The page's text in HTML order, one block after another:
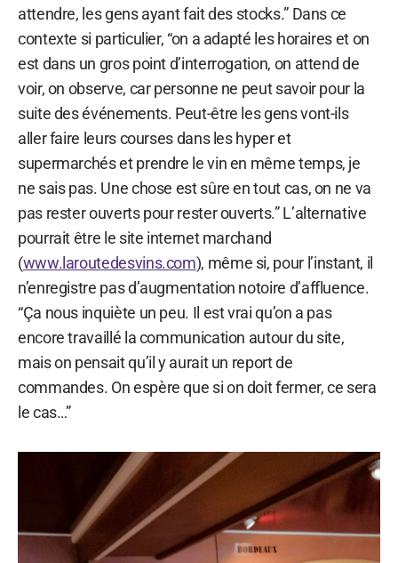
attendre, les gens ayant fait des stocks.” Dans ce
contexte si particulier, “on a adapté les horaires et on
est dans un gros point d’interrogation, on attend de
voir, on observe, car personne ne peut savoir pour la
suite des événements. Peut-être les gens vont-ils
aller faire leurs courses dans les hyper et
supermarchés et prendre le vin en même temps, je
ne sais pas. Une chose est sûre en tout cas, on ne va
pas rester ouverts pour rester ouverts.” L’alternative
pourrait être le site internet marchand
(www.laroutedesvins.com), même si, pour l’instant, il
n’enregistre pas d’augmentation notoire d’affluence.
“Ça nous inquiète un peu. Il est vrai qu’on a pas
encore travaillé la communication autour du site,
mais on pensait qu’il y aurait un report de
commandes. On espère que si on doit fermer, ce sera
le cas…”